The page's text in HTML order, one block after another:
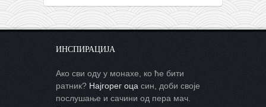
ИНСПИРАЦИЈА
Ако сви оду у монахе, ко ће бити
ратник? Најгорег оца син, доби своје
послушање и сачини од пера мач.